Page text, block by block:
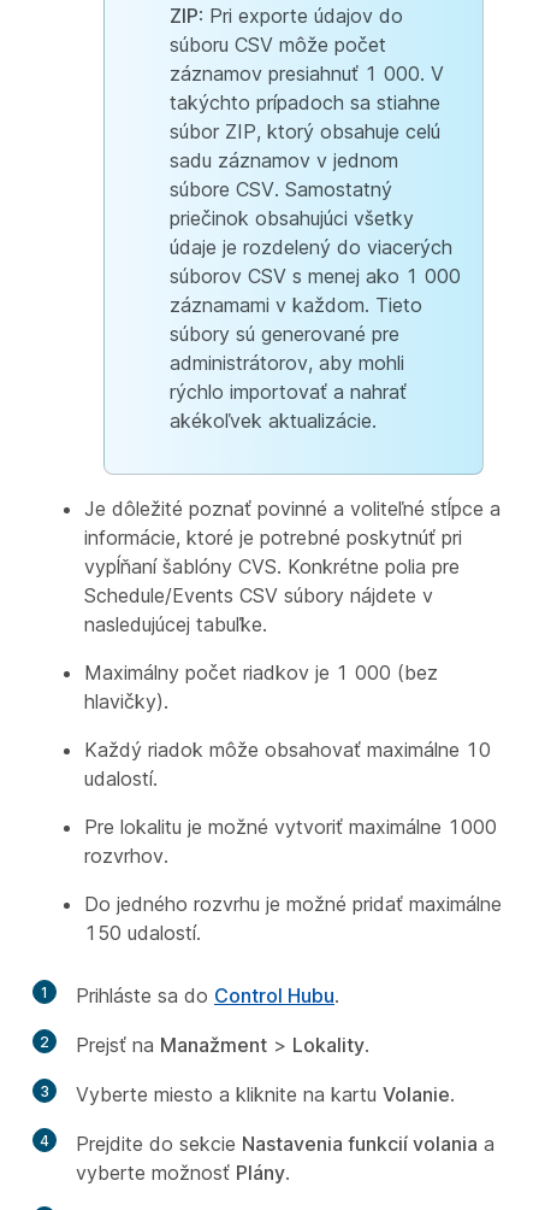
ZIP: Pri exporte údajov do
súboru CSV môže počet
záznamov presiahnuť 1 000. V
takýchto prípadoch sa stiahne
súbor ZIP, ktorý obsahuje celú
sadu záznamov v jednom
súbore CSV. Samostatný
priečinok obsahujúci všetky
údaje je rozdelený do viacerých
súborov CSV s menej ako 1 000
záznamami v každom. Tieto
súbory sú generované pre
administrátorov, aby mohli
rýchlo importovať a nahrať
akékoľvek aktualizácie.
Je dôležité poznať povinné a voliteľné stĺpce a
informácie, ktoré je potrebné poskytnúť pri
vypĺňaní šablóny CVS. Konkrétne polia pre
Schedule/Events CSV súbory nájdete v
nasledujúcej tabuľke.
Maximálny počet riadkov je 1 000 (bez
hlavičky).
Každý riadok môže obsahovať maximálne 10
udalostí.
Pre lokalitu je možné vytvoriť maximálne 1000
rozvrhov.
Do jedného rozvrhu je možné pridať maximálne
150 udalostí.
1 Prihláste sa do Control Hubu.
2 Prejsť na Manažment > Lokality.
3 Vyberte miesto a kliknite na kartu Volanie.
4 Prejdite do sekcie Nastavenia funkcií volania a
vyberte možnosť Plány.